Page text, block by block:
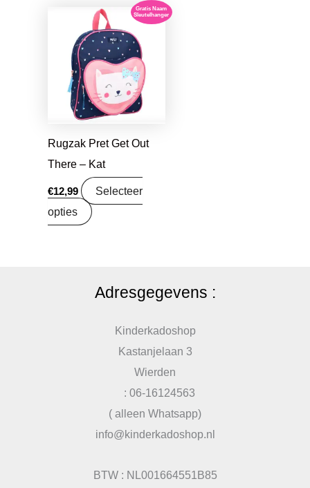
Gratis Naam
Sleutelhanger
Rugzak Pret Get Out
There – Kat
€12,99
Selecteer
opties
Adresgegevens :
Kinderkadoshop
Kastanjelaan 3
Wierden
: 06-16124563
( alleen Whatsapp)
info@kinderkadoshop.nl
BTW : NL001664551B85